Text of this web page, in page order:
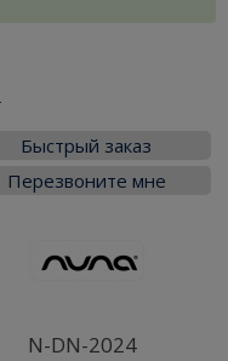
Быстрый заказ
Перезвоните мне
N-DN-2024